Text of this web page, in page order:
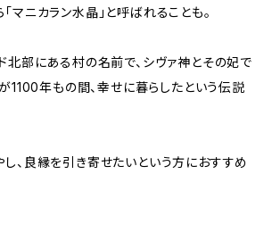
マニカラン水晶」と呼ばれることも。
北部にある村の名前で、シヴァ神とその妃で
1100年もの間、幸せに暮らしたという伝説
、良縁を引き寄せたいという方におすすめ